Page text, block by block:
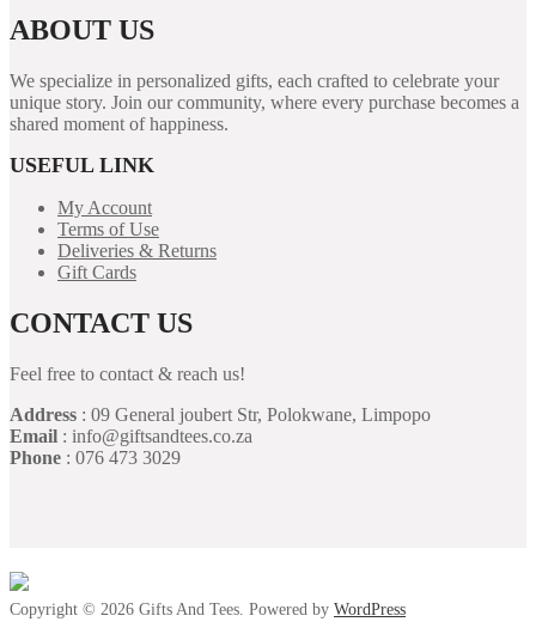
ABOUT US
We specialize in personalized gifts, each crafted to celebrate your
unique story. Join our community, where every purchase becomes a
shared moment of happiness.
USEFUL LINK
My Account
Terms of Use
Deliveries & Returns
Gift Cards
CONTACT US
Feel free to contact & reach us!
Address : 09 General joubert Str, Polokwane, Limpopo
Email : info@giftsandtees.co.za
Phone : 076 473 3029
Copyright © 2026 Gifts And Tees. Powered by WordPress